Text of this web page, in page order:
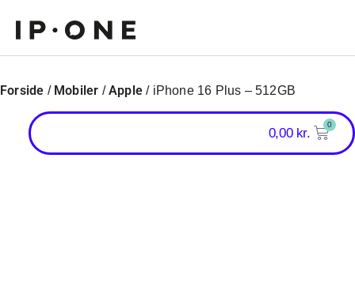
Forside / Mobiler /Apple / iPhone 16 Plus – 512GB
0,00 kr.
0